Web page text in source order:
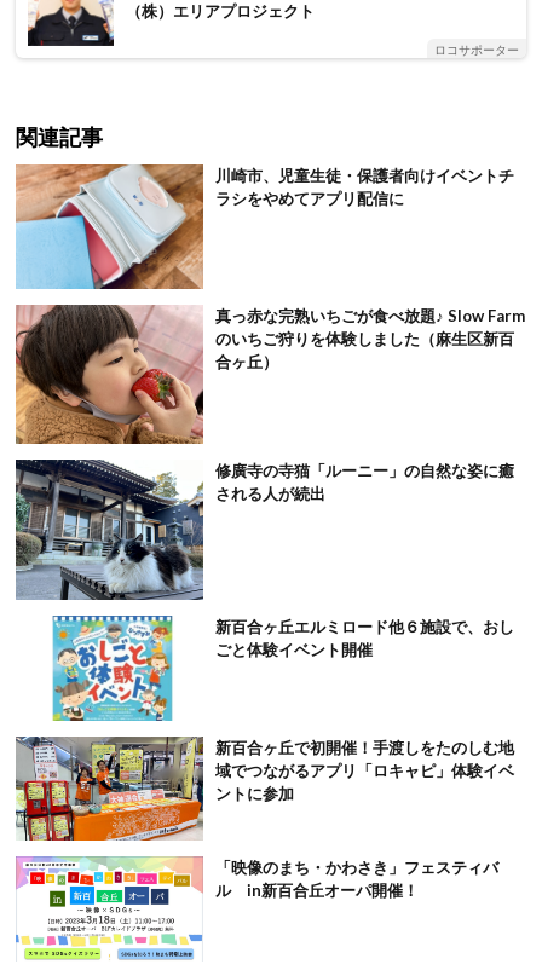
（株）エリアプロジェクト
ロコサポーター
関連記事
川崎市、児童生徒・保護者向けイベントチ
ラシをやめてアプリ配信に
真っ赤な完熟いちごが食べ放題♪ Slow Farm
のいちご狩りを体験しました（麻生区新百
合ヶ丘）
修廣寺の寺猫「ルーニー」の自然な姿に癒
される人が続出
新百合ヶ丘エルミロード他６施設で、おし
ごと体験イベント開催
新百合ヶ丘で初開催！手渡しをたのしむ地
域でつながるアプリ「ロキャピ」体験イベ
ントに参加
「映像のまち・かわさき」フェスティバ
ル in新百合丘オーパ開催！